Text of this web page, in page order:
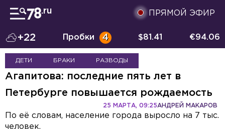
ПРЯМОЙ ЭФИР
+22 Пробки 4 $81.41 €94.06
ДЕТИ БРАКИ РАЗВОДЫ
Агапитова: последние пять лет в
Петербурге повышается рождаемость
АНДРЕЙ МАКАРОВ
25 МАРТА, 09:25
По её словам, население города выросло на 7 тыс.
человек.